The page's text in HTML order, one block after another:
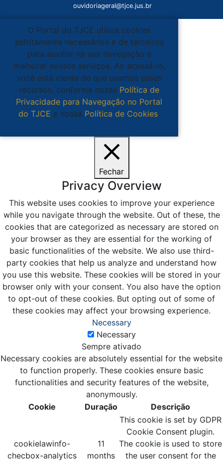
ouvidoriageral@tjce.jus.br
O Portal do TJCE utiliza cookies
estritamente necessários e de terceiros
para auxiliar na sua navegação e
melhorar nossos serviços. Ao acessá-lo,
você está ciente de que usamos esses
recursos, conforme nossa Política de
Privacidade para Navegação no Portal
do TJCE e nossa Política de Cookies.
Fechar
Privacy Overview
This website uses cookies to improve your experience
while you navigate through the website. Out of these, the
cookies that are categorized as necessary are stored on
your browser as they are essential for the working of
basic functionalities of the website. We also use third-
party cookies that help us analyze and understand how
you use this website. These cookies will be stored in your
browser only with your consent. You also have the option
to opt-out of these cookies. But opting out of some of
these cookies may affect your browsing experience.
Necessary
Necessary
Sempre ativado
Necessary cookies are absolutely essential for the website
to function properly. These cookies ensure basic
functionalities and security features of the website,
anonymously.
Cookie
Duração Descrição
cookielawinfo-
checbox-analytics
11
months
This cookie is set by GDPR
Cookie Consent plugin.
The cookie is used to store
the user consent for the